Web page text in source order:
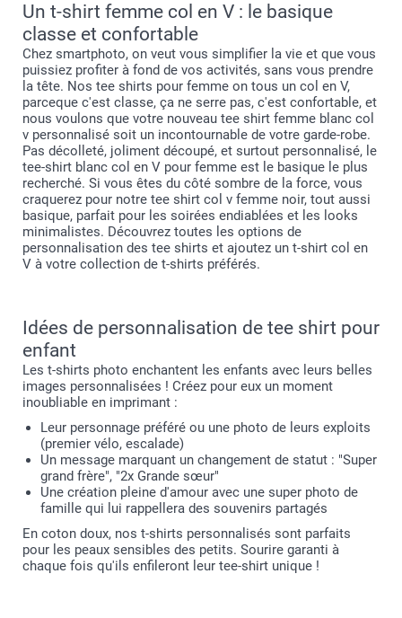
Un t-shirt femme col en V : le basique
classe et confortable
Chez smartphoto, on veut vous simplifier la vie et que vous
puissiez profiter à fond de vos activités, sans vous prendre
la tête. Nos tee shirts pour femme on tous un col en V,
parceque c'est classe, ça ne serre pas, c'est confortable, et
nous voulons que votre nouveau tee shirt femme blanc col
v personnalisé soit un incontournable de votre garde-robe.
Pas décolleté, joliment découpé, et surtout personnalisé, le
tee-shirt blanc col en V pour femme est le basique le plus
recherché. Si vous êtes du côté sombre de la force, vous
craquerez pour notre tee shirt col v femme noir, tout aussi
basique, parfait pour les soirées endiablées et les looks
minimalistes. Découvrez toutes les options de
personnalisation des tee shirts et ajoutez un t-shirt col en
V à votre collection de t-shirts préférés.
Idées de personnalisation de tee shirt pour
enfant
Les t-shirts photo enchantent les enfants avec leurs belles
images personnalisées ! Créez pour eux un moment
inoubliable en imprimant :
Leur personnage préféré ou une photo de leurs exploits
(premier vélo, escalade)
Un message marquant un changement de statut : "Super
grand frère", "2x Grande sœur"
Une création pleine d'amour avec une super photo de
famille qui lui rappellera des souvenirs partagés
En coton doux, nos t-shirts personnalisés sont parfaits
pour les peaux sensibles des petits. Sourire garanti à
chaque fois qu'ils enfileront leur tee-shirt unique !